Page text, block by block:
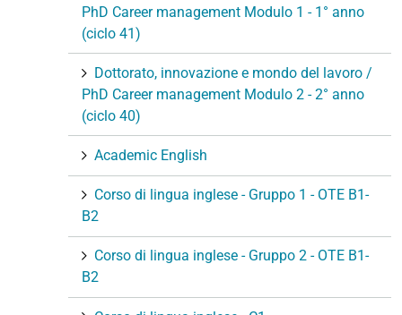
PhD Career management Modulo 1 - 1° anno
(ciclo 41)
Dottorato, innovazione e mondo del lavoro /
PhD Career management Modulo 2 - 2° anno
(ciclo 40)
Academic English
Corso di lingua inglese - Gruppo 1 - OTE B1-
B2
Corso di lingua inglese - Gruppo 2 - OTE B1-
B2